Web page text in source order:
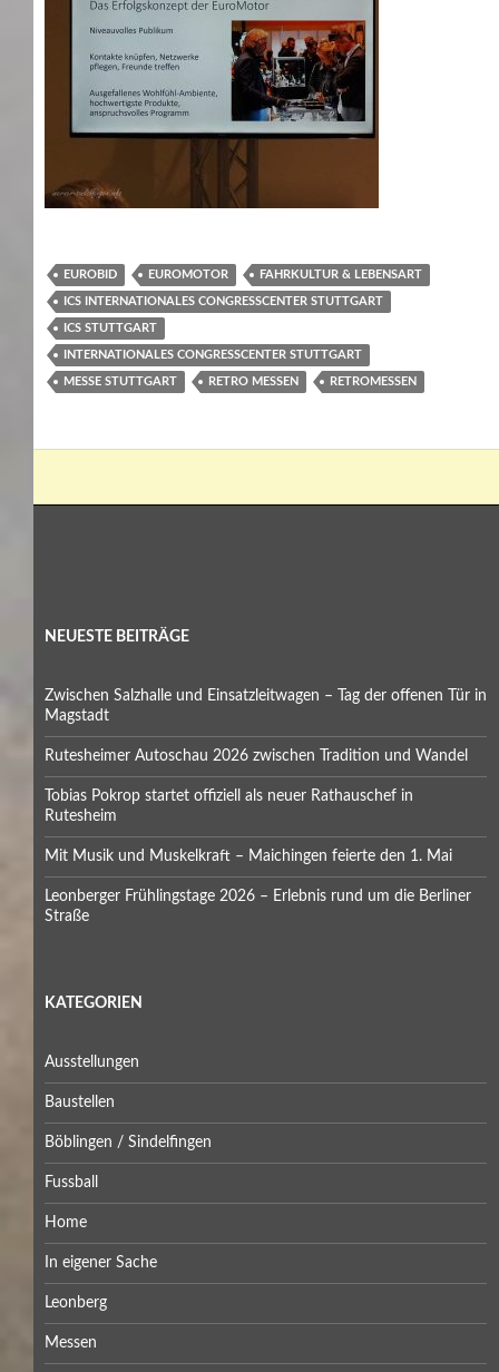
EUROBID EUROMOTOR FAHRKULTUR & LEBENSART
ICS INTERNATIONALES CONGRESSCENTER STUTTGART
ICS STUTTGART
INTERNATIONALES CONGRESSCENTER STUTTGART
MESSE STUTTGART RETRO MESSEN RETROMESSEN
NEUESTE BEITRÄGE
Zwischen Salzhalle und Einsatzleitwagen – Tag der offenen Tür in
Magstadt
Rutesheimer Autoschau 2026 zwischen Tradition und Wandel
Tobias Pokrop startet offiziell als neuer Rathauschef in
Rutesheim
Mit Musik und Muskelkraft – Maichingen feierte den 1. Mai
Leonberger Frühlingstage 2026 – Erlebnis rund um die Berliner
Straße
KATEGORIEN
Ausstellungen
Baustellen
Böblingen / Sindelfingen
Fussball
Home
In eigener Sache
Leonberg
Messen